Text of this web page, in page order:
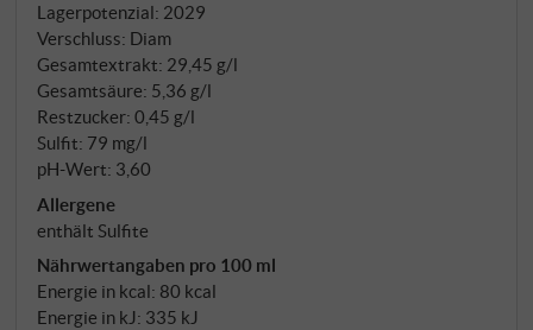
Frucht zu überlagern.
Lagerpotenzial: 2029
Verschluss: Diam
Gesamtextrakt: 29,45 g/l
Gesamtsäure: 5,36 g/l
Restzucker: 0,45 g/l
Sulfit: 79 mg/l
pH-Wert: 3,60
Allergene
enthält Sulfite
Nährwertangaben pro 100 ml
Energie in kcal: 80 kcal
Energie in kJ: 335 kJ